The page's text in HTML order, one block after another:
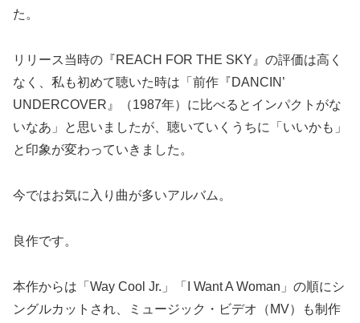
た。
リリース当時の『REACH FOR THE SKY』の評価は高く
なく、私も初めて聴いた時は「前作『DANCIN’
UNDERCOVER』（1987年）に比べるとインパクトがな
いなあ」と思いましたが、聴いていくうちに「いいかも」
と印象が変わっていきました。
今ではお気に入り曲が多いアルバム。
良作です。
本作からは「Way Cool Jr.」「I Want A Woman」の順にシ
ングルカットされ、ミュージック・ビデオ（MV）も制作